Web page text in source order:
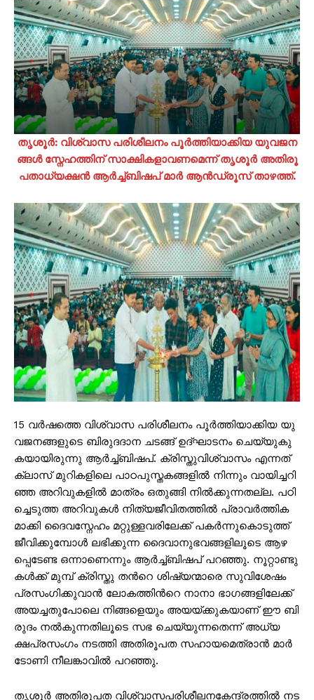
തൃ​ശൂ​ർ: വി​ശ്വാ​സ പ​രി​ശീ​ല​നം പൂ​ർ​ത്തി​യാ​ക്കി​യ യു​വ​ജ​ന​
ങ്ങ​ൾ സ്നേ​ഹ​ത്തി​ന് സാ​ക്ഷി​ക​ളാ​വ​ണ​മെ​ന്ന് തൃ​ശൂ​ർ അ​തി​രൂ​
പ​താധ്യക്ഷൻ ആ​ർ​ച്ച്ബി​ഷ​പ് മാ​ർ ആ​ൻ​ഡ്രൂ​സ് താ​ഴ​ത്ത്.
15 വ​ർ​ഷ​ത്തെ വി​ശ്വാ​സ പ​രി​ശീ​ല​നം പൂ​ർ​ത്തി​യാ​ക്കി​യ യു​
വ​ജ​ന​ങ്ങ​ളു​ടെ ബി​രു​ദ​ദാ​ന ച​ട​ങ്ങ് ഉ​ദ്ഘാ​ട​നം ചെയ്യുകു​
ക​യാ​യി​രു​ന്നു ആ​ർ​ച്ച്ബി​ഷ​പ്. ക്രി​സ്തു​വി​ശ്വാ​സം എ​ന്ന​ത്
ക്ലാ​സ് മു​റി​ക​ളി​ലെ പാ​ഠ​പു​സ്ത​ക​ങ്ങ​ളി​ൽ നി​ന്നും വാ​യി​ച്ച​റി​
ഞ്ഞ അ​റി​വു​ക​ളി​ൽ മാ​ത്രം ഒ​തു​ങ്ങി നി​ൽ​ക്കു​ന്ന​ത​ല്ല. പ​ഠി​
ച്ചെ​ടു​ത്ത അ​റി​വു​ക​ൾ നി​ത്യ​ജീ​വി​ത​ത്തി​ൽ പ്രാ​വ​ർ​ത്തി​ക​
മാ​ക്കി ദൈ​വ​സ്നേ​ഹം മ​റ്റു​ള്ള​വ​രി​ലേ​ക്ക് പ​ക​ർ​ന്നുകൊ​ടു​ത്ത്
ജീ​വി​ക്കു​മ്പോ​ൾ ല​ഭി​ക്കു​ന്ന ദൈ​വാ​നു​ഭ​വ​ങ്ങ​ളി​ലൂ​ടെ ആ​ഴ​
പ്പെ​ടേ​ണ്ട ഒ​ന്നാ​ണെ​ന്നും ആ​ർ​ച്ച്ബി​ഷ​പ് പ​റ​ഞ്ഞു. നൂ​റ്റാ​ണ്ടു​
ക​ൾ​ക്ക് മു​മ്പ് ക്രി​സ്തു ത​ന്‍റെ ശി​ഷ്യ​ന്മാ​രെ സു​വി​ശേ​ഷം
പ്ര​സം​ഗി​ക്കു​വാ​ൻ ലോ​ക​ത്തി​ന്‍റെ നാ​നാ ഭാ​ഗ​ങ്ങ​ളി​ലേ​ക്ക്
അ​യ​ച്ച​തു​പോ​ലെ നി​ങ്ങ​ളെ​യും അ​യ​യ്ക്കു​ക​യാ​ണ് ഈ ​ബി​
രു​ദം ന​ൽ​കു​ന്ന​തി​ലൂ​ടെ സ​ഭ ചെ​യ്യു​ന്ന​തെ​ന്ന് അ​ധ്യ​
ക്ഷപ്ര​സം​ഗം ന​ട​ത്തി​ അ​തി​രൂ​പ​ത സ​ഹാ​യ​മെ​ത്രാ​ൻ മാ​ർ
ടോ​ണി നീ​ല​ങ്കാ​വി​ൽ പ​റ​ഞ്ഞു.
തൃ​ശൂ​ർ അ​തി​രൂ​പ​ത വി​ശ്വാ​സ​പ​രി​ശീ​ല​ന​കേ​ന്ദ്ര​ത്തി​ൽ ന​ട​